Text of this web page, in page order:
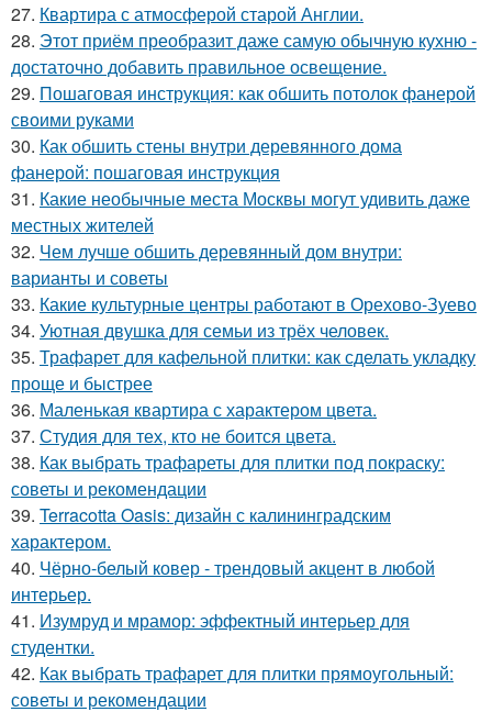
27. Квартира с атмосферой старой Англии.
28. Этот приём преобразит даже самую обычную кухню -
достаточно добавить правильное освещение.
29. Пошаговая инструкция: как обшить потолок фанерой
своими руками
30. Как обшить стены внутри деревянного дома
фанерой: пошаговая инструкция
31. Какие необычные места Москвы могут удивить даже
местных жителей
32. Чем лучше обшить деревянный дом внутри:
варианты и советы
33. Какие культурные центры работают в Орехово-Зуево
34. Уютная двушка для семьи из трёх человек.
35. Трафарет для кафельной плитки: как сделать укладку
проще и быстрее
36. Маленькая квартира с характером цвета.
37. Студия для тех, кто не боится цвета.
38. Как выбрать трафареты для плитки под покраску:
советы и рекомендации
39. Terracotta Oasis: дизайн с калининградским
характером.
40. Чёрно-белый ковер - трендовый акцент в любой
интерьер.
41. Изумруд и мрамор: эффектный интерьер для
студентки.
42. Как выбрать трафарет для плитки прямоугольный:
советы и рекомендации